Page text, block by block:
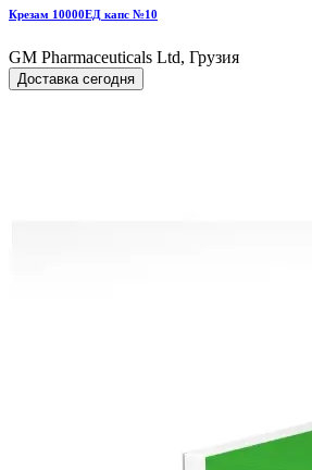
Крезам 10000ЕД капс №10
GM Pharmaceuticals Ltd, Грузия
Доставка сегодня